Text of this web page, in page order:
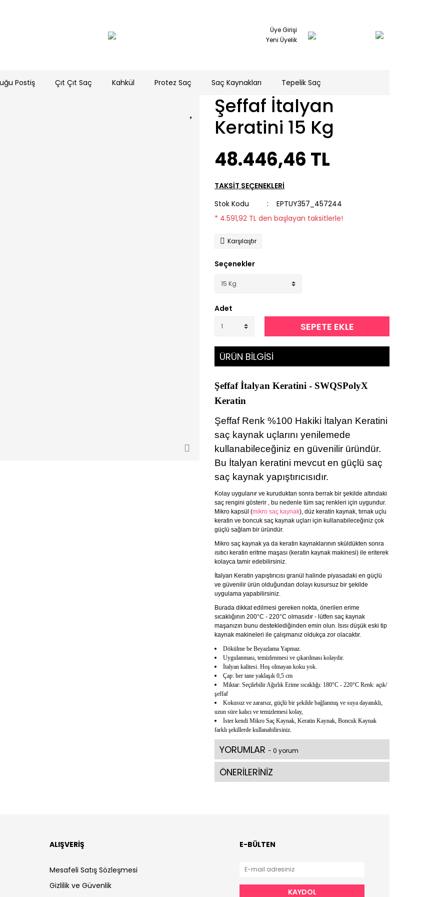
Üye Girişi
Yeni Üyelik
Postiş Çıt Çıt Saç Kahkül Protez Saç Saç Kaynakları Tepelik Saç
Şeffaf İtalyan
Keratini 15 Kg
48.446,46 TL
TAKSİT SEÇENEKLERİ
Stok Kodu
EPTUY357_457244
* 4.591,92 TL den başlayan taksitlerle!
Karşılaştır
Seçenekler
Adet
SEPETE EKLE
ÜRÜN BİLGİSİ
Şeffaf İtalyan Keratini - SWQSPolyX
Keratin
Şeffaf Renk %100 Hakiki İtalyan Keratini
saç kaynak uçlarını yenilemede
kullanabileceğiniz en güvenilir üründür.
Bu İtalyan keratini mevcut en güçlü saç
saç kaynak yapıştırıcısıdır.
Kolay uygulanır ve kuruduktan sonra berrak bir şekilde altındaki
saç rengini gösterir , bu nedenle tüm saç renkleri için uygundur.
Mikro kapsül (mikro saç kaynak), düz keratin kaynak, tırnak uçlu
keratin ve boncuk saç kaynak uçları için kullanabileceğiniz çok
güçlü sağlam bir üründür.
Mikro saç kaynak ya da keratin kaynaklarının sküldükten sonra
ısıtıcı keratin eritme maşası (keratin kaynak makinesi) ile eriterek
kolayca tamir edebilirsiniz.
İtalyan Keratin yapıştırıcısı granül halinde piyasadaki en güçlü
ve güvenilir ürün olduğundan dolayı kusursuz bir şekilde
uygulama yapabilirsiniz.
Burada dikkat edilmesi gereken nokta, önerilen erime
sıcaklığının 200°C - 220°C olmasıdır - lütfen saç kaynak
maşanızın bunu desteklediğinden emin olun. Isısı düşük eski tip
kaynak makineleri ile çalışmanız oldukça zor olacaktır.
Dökülme be Beyazlama Yapmaz.
Uygulanması, temizlenmesi ve çıkarılması kolaydır.
İtalyan kalitesi. Hoş olmayan koku yok.
Çap: her tane yaklaşık 0,5 cm
Miktar: Seçilebilir Ağırlık Erime sıcaklığı: 180°C - 220°C Renk: açık/
şeffaf
Kokusuz ve zararsız, güçlü bir şekilde bağlanmış ve suya dayanıklı,
uzun süre kalıcı ve temizlemesi kolay,
İster kendi Mikro Saç Kaynak, Keratin Kaynak, Boncuk Kaynak
farklı şekillerde kullanabilirsiniz.
YORUMLAR - 0 yorum
ÖNERİLERİNİZ
ALIŞVERİŞ
Mesafeli Satış Sözleşmesi
Gizlilik ve Güvenlik
E-BÜLTEN
KAYDOL